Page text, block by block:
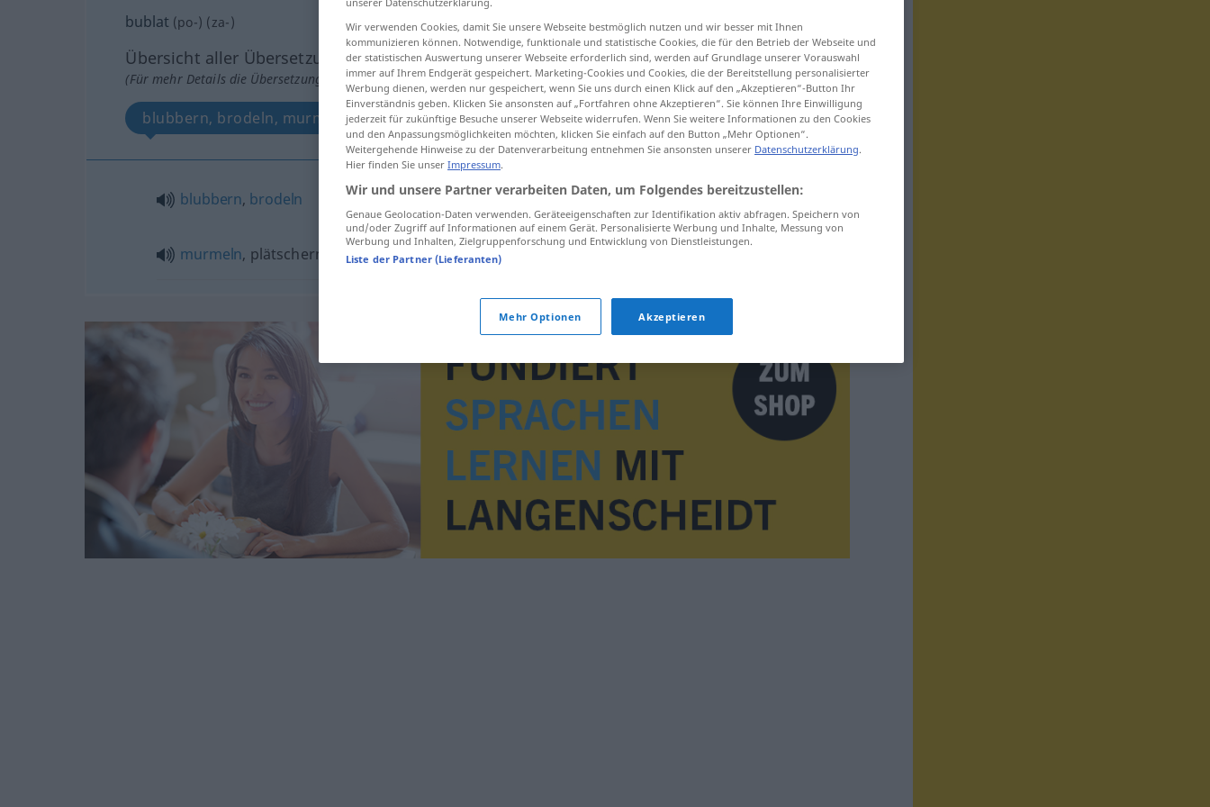
bublat (po-) (za-)
Übersicht aller Übersetzungen
(Für mehr Details die Übersetzung anklicken/antippen)
blubbern, brodeln, murmeln, plätschern
blubbern, brodeln bublat
murmeln, plätschern Bach bublat
Wir verwenden Cookies, damit Sie unsere Webseite bestmöglich nutzen und wir besser mit Ihnen
kommunizieren können. Notwendige, funktionale und statistische Cookies, die für den Betrieb der Webseite und
der statistischen Auswertung unserer Webseite erforderlich sind, werden auf Grundlage unserer Vorauswahl
immer auf Ihrem Endgerät gespeichert. Marketing-Cookies und Cookies, die der Bereitstellung personalisierter
Werbung dienen, werden nur gespeichert, wenn Sie uns durch einen Klick auf den „Akzeptieren“-Button Ihr
Einverständnis geben. Klicken Sie ansonsten auf „Fortfahren ohne Akzeptieren“. Sie können Ihre Einwilligung
jederzeit für zukünftige Besuche unserer Webseite widerrufen. Wenn Sie weitere Informationen zu den Cookies
und den Anpassungsmöglichkeiten möchten, klicken Sie einfach auf den Button „Mehr Optionen“.
Weitergehende Hinweise zu der Datenverarbeitung entnehmen Sie ansonsten unserer Datenschutzerklärung.
Hier finden Sie unser Impressum.
Wir und unsere Partner verarbeiten Daten, um Folgendes bereitzustellen:
Genaue Geolocation-Daten verwenden. Geräteeigenschaften zur Identifikation aktiv abfragen. Speichern von
und/oder Zugriff auf Informationen auf einem Gerät. Personalisierte Werbung und Inhalte, Messung von
Werbung und Inhalten, Zielgruppenforschung und Entwicklung von Dienstleistungen.
Liste der Partner (Lieferanten)
Mehr Optionen Akzeptieren